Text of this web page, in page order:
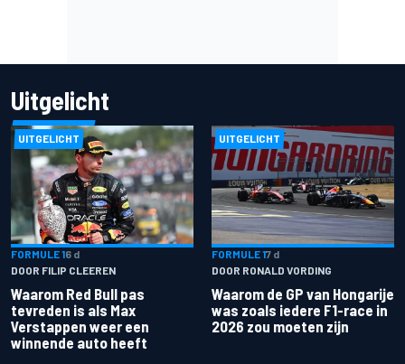
Uitgelicht
UITGELICHT
FORMULE 16 d
DOOR FILIP CLEEREN
Waarom Red Bull pas
tevreden is als Max
Verstappen weer een
winnende auto heeft
UITGELICHT
FORMULE 17 d
DOOR RONALD VORDING
Waarom de GP van Hongarije
was zoals iedere F1-race in
2026 zou moeten zijn